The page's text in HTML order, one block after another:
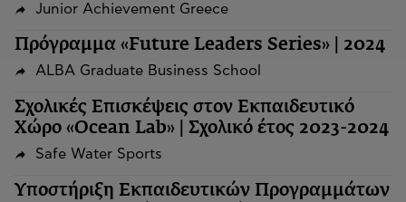
Junior Achievement Greece
Πρόγραμμα «Future Leaders Series» | 2024
ALBA Graduate Business School
Σχολικές Επισκέψεις στον Εκπαιδευτικό
Χώρο «Ocean Lab» | Σχολικό έτος 2023-2024
Safe Water Sports
Υποστήριξη Εκπαιδευτικών Προγραμμάτων